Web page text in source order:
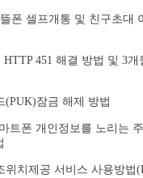
폰 셀프개통 및 친구초대
HTTP 451 해결 방법 및 3개
(PUK)잠금 해제 방법
트폰 개인정보를 노리는
위치제공 서비스 사용방법